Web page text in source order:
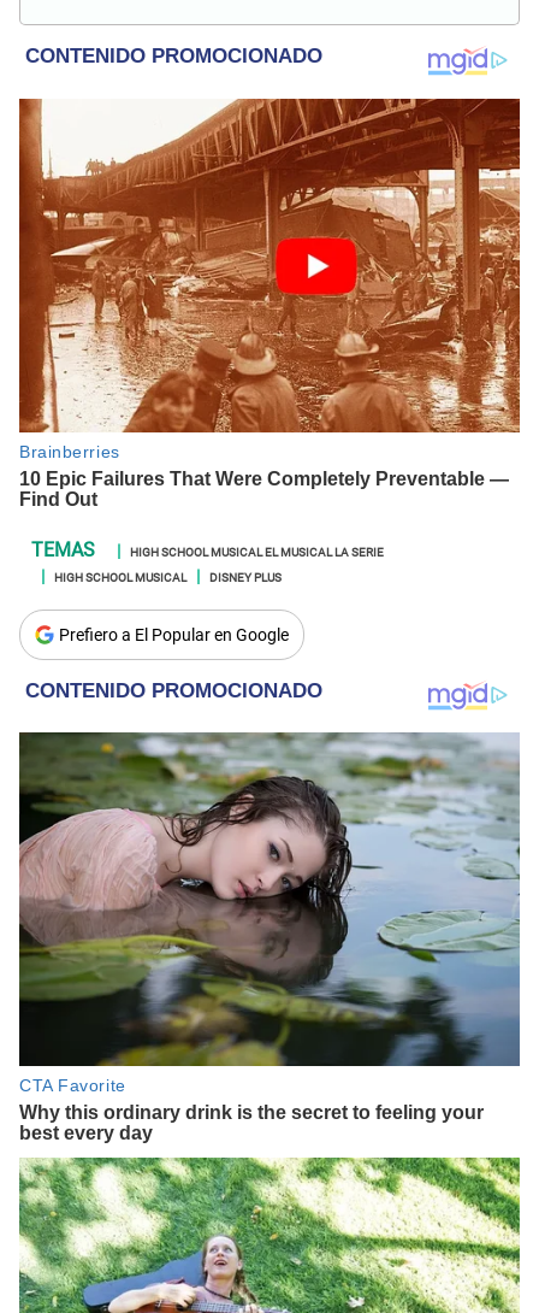
y espectáculos internacional.
HIGH SCHOOL MUSICAL EL MUSICAL LA SERIE
HIGH SCHOOL MUSICAL
DISNEY PLUS
Prefiero a El Popular en Google